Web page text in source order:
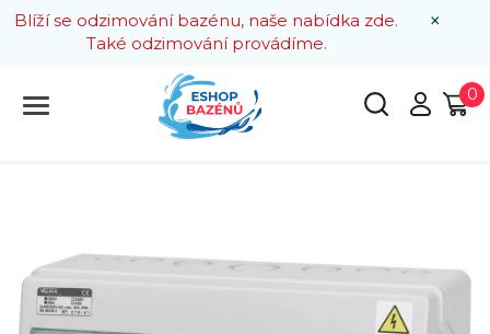
×
Blíží se odzimování bazénu, naše nabídka zde.
Také odzimování provádíme.
0